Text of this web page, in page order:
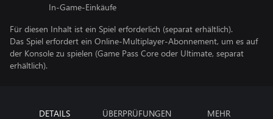
In-Game-Einkäufe
Für diesen Inhalt ist ein Spiel erforderlich (separat erhältlich).
Das Spiel erfordert ein Online-Multiplayer-Abonnement, um es auf
der Konsole zu spielen (Game Pass Core oder Ultimate, separat
erhältlich).
DETAILS ÜBERPRÜFUNGEN MEHR